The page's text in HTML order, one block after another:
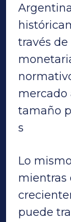
través
mercado
tamaño
s
Lo
mientras
puede